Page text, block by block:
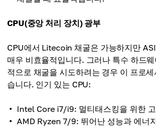
CPU(중앙 처리 장치) 광부
CPU에서 Litecoin 채굴은 가능하지만
매우 비효율적입니다. 그러나 특수 하드
적으로 채굴을 시도하려는 경우 이 프로
습니다. 인기 있는 CPU:
Intel Core i7/i9: 멀티태스킹을 위한
AMD Ryzen 7/9: 뛰어난 성능과 에너